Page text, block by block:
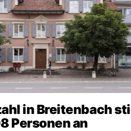
in Breitenbach
Personen an